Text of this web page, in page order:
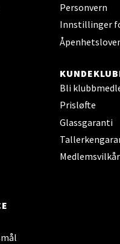
Personvern
Innstillinger
Bli
Prisløfte
Glassgaranti
Medlemsvilkår
- Thon Senter
2, 7714 Steinkjer
5401 Stord
17